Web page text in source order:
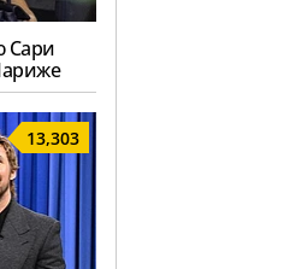
Сари
13,303